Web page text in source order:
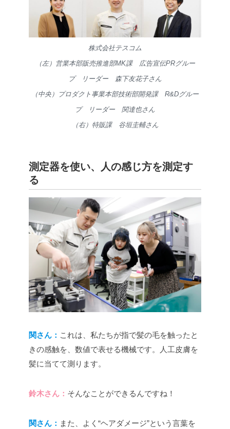
株式会社テスコム
（左）営業本部販売推進部MK課 広告宣伝PRグルー
プ リーダー 森下友花子さん
（中央）プロダクト事業本部技術部開発課 R&Dグルー
プ リーダー 関達也さん
（右）特販課 谷垣圭輔さん
測定器を使い、人の感じ方を測定す
る
関さん： これは、私たちが指で髪の毛を触ったと
きの感触を、数値で表せる機械です。人工皮膚を
髪に当てて測ります。
鈴木さん： そんなことができるんですね！
関さん： また、よく“ヘアダメージ”という言葉を